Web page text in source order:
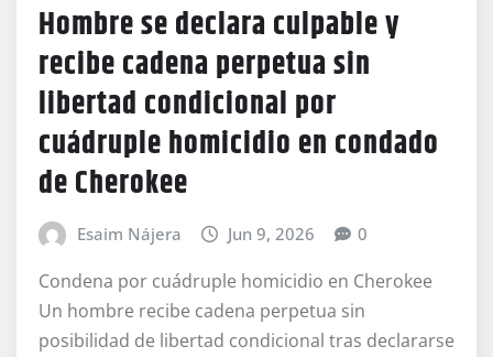
Hombre se declara culpable y
recibe cadena perpetua sin
libertad condicional por
cuádruple homicidio en condado
de Cherokee
Esaim Nájera Jun 9, 2026 0
Condena por cuádruple homicidio en Cherokee
Un hombre recibe cadena perpetua sin
posibilidad de libertad condicional tras declararse